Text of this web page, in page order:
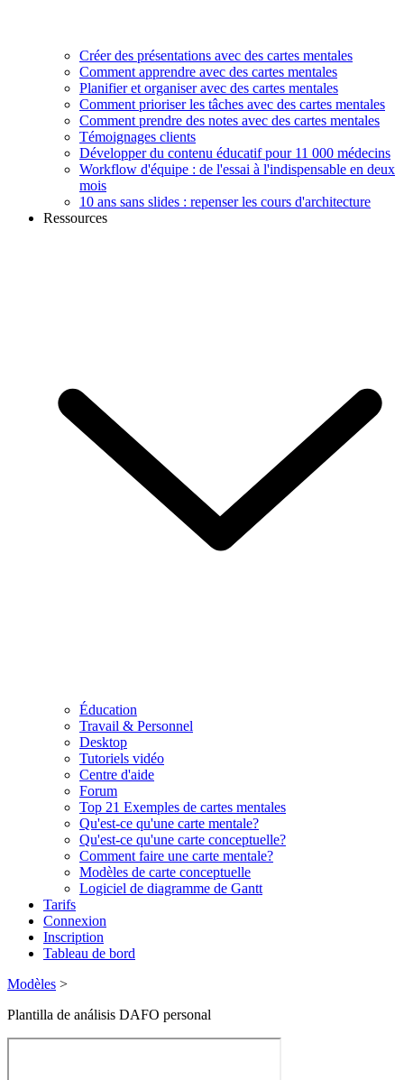
Créer des présentations avec des cartes mentales
Comment apprendre avec des cartes mentales
Planifier et organiser avec des cartes mentales
Comment prioriser les tâches avec des cartes mentales
Comment prendre des notes avec des cartes mentales
Témoignages clients
Développer du contenu éducatif pour 11 000 médecins
Workflow d'équipe : de l'essai à l'indispensable en deux
mois
10 ans sans slides : repenser les cours d'architecture
Ressources
Éducation
Travail & Personnel
Desktop
Tutoriels vidéo
Centre d'aide
Forum
Top 21 Exemples de cartes mentales
Qu'est-ce qu'une carte mentale?
Qu'est-ce qu'une carte conceptuelle?
Comment faire une carte mentale?
Modèles de carte conceptuelle
Logiciel de diagramme de Gantt
Tarifs
Connexion
Inscription
Tableau de bord
Modèles >
Plantilla de análisis DAFO personal